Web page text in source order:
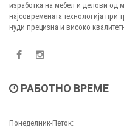
изработка на мебел и делови од
најсовремената технологија
нуди прецизна и високо
РАБОТНО ВРЕМЕ
Понеделник-Петок: